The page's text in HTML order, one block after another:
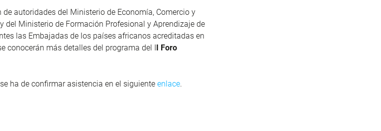
autoridades del Ministerio de Economía, Comercio y
y del Ministerio de Formación Profesional y Aprendizaje de
las Embajadas de los países africanos acreditadas en
conocerán más detalles del programa del II Foro
ha de confirmar asistencia en el siguiente enlace.